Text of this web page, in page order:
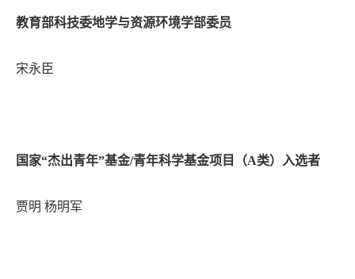
教育部科技委地学与资源环境学部委员
宋永臣
国家“杰出青年”基金/青年科学基金项目（A类）入选者
贾明 杨明军